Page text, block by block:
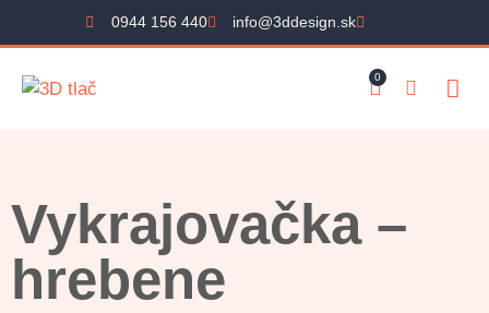
0944 156 440 info@3ddesign.sk
0
Vykrajovačka –
hrebene